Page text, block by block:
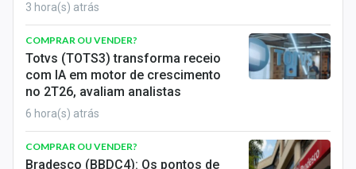
3 hora(s) atrás
COMPRAR OU VENDER?
Totvs (TOTS3) transforma receio
com IA em motor de crescimento
no 2T26, avaliam analistas
6 hora(s) atrás
COMPRAR OU VENDER?
Bradesco (BBDC4): Os pontos de